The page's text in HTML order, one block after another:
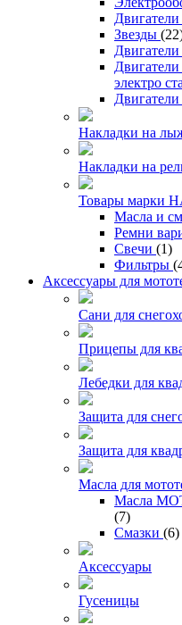
Звезды
электро
Накладки на
Накладки на
Товары марки
Масла и
Ремни
Свечи (1)
Фильтры
Аксессуары для
Сани для
Прицепы для
Лебедки для
Защита для
Защита для
Масла для
Масла
(7)
Смазки (6)
Аксессуары
Гусеницы